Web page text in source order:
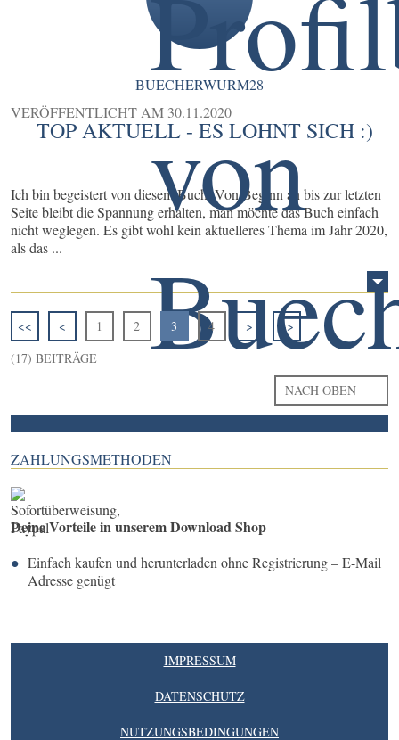
BUECHERWURM28
VERÖFFENTLICHT AM 30.11.2020
TOP AKTUELL - ES LOHNT SICH :)
Ich bin begeistert von diesem Buch. Von Beginn an bis zur letzten
Seite bleibt die Spannung erhalten, man möchte das Buch einfach
nicht weglegen. Es gibt wohl kein aktuelleres Thema im Jahr 2020,
als das ...
<< < 1 2 3 4 >
>>
(17) BEITRÄGE
NACH OBEN
ZAHLUNGSMETHODEN
Deine Vorteile in unserem Download Shop
Einfach kaufen und herunterladen ohne Registrierung – E-Mail
Adresse genügt
IMPRESSUM
DATENSCHUTZ
NUTZUNGSBEDINGUNGEN